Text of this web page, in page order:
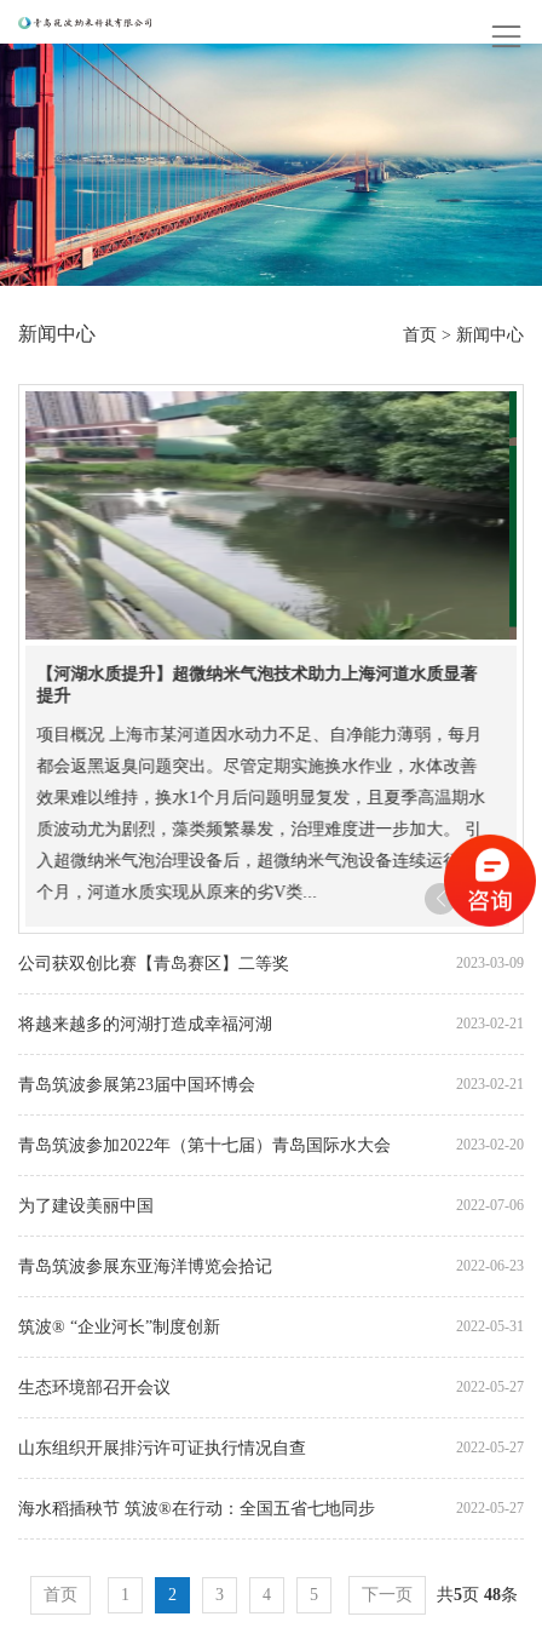
新闻中心 首页 > 新闻中心
【河湖水质提升】超微纳米气泡技术助力上海河道水质显著
提升
项目概况 上海市某河道因水动力不足、自净能力薄弱，每月
都会返黑返臭问题突出。尽管定期实施换水作业，水体改善
效果难以维持，换水1个月后问题明显复发，且夏季高温期水
质波动尤为剧烈，藻类频繁暴发，治理难度进一步加大。 引
入超微纳米气泡治理设备后，超微纳米气泡设备连续运行一
个月，河道水质实现从原来的劣V类...
公司获双创比赛【青岛赛区】二等奖 2023-03-09
将越来越多的河湖打造成幸福河湖 2023-02-21
青岛筑波参展第23届中国环博会 2023-02-21
青岛筑波参加2022年（第十七届）青岛国际水大会 2023-02-20
为了建设美丽中国 2022-07-06
青岛筑波参展东亚海洋博览会拾记 2022-06-23
筑波® “企业河长”制度创新 2022-05-31
生态环境部召开会议 2022-05-27
山东组织开展排污许可证执行情况自查 2022-05-27
海水稻插秧节 筑波®在行动：全国五省七地同步 2022-05-27
首页 1 2 3 4 5 下一页 共5页 48条